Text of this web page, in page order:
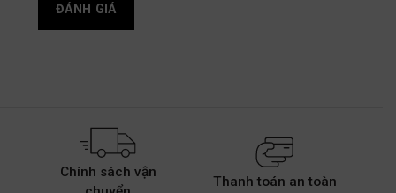
Chính sách vận
Thanh toán an toàn